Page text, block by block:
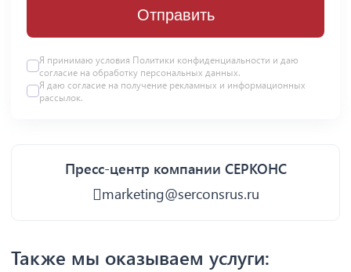
Отправить
Я принимаю условия Политики конфиденциальности и даю
согласие на обработку персональных данных.
Я даю согласие на получение рекламных и информационных
рассылок.
Пресс-центр компании СЕРКОНС
marketing@serconsrus.ru
Также мы оказываем услуги: